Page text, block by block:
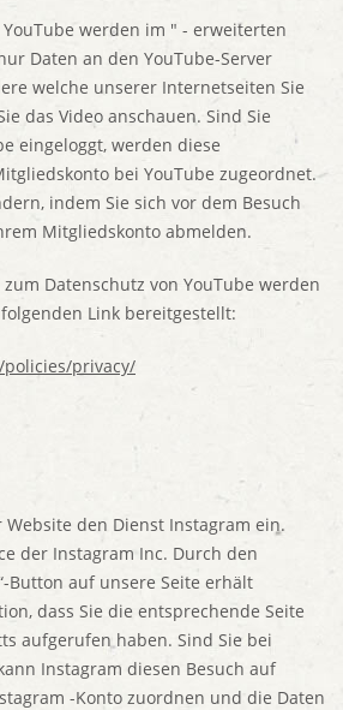
werden im " - erweiterten
Daten an den YouTube-Server
welche unserer Internetseiten Sie
das Video anschauen. Sind Sie
eingeloggt, werden diese
bei YouTube zugeordnet.
indem Sie sich vor dem Besuch
Mitgliedskonto abmelden.
Datenschutz von YouTube werden
Link bereitgestellt:
privacy/
den Dienst Instagram ein.
der Instagram Inc. Durch den
Button auf unsere Seite erhält
dass Sie die entsprechende Seite
aufgerufen haben. Sind Sie bei
Instagram diesen Besuch auf
-Konto zuordnen und die Daten